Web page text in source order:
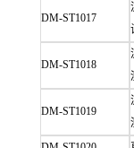
DM-ST1017
DM-ST1018
DM-ST1019